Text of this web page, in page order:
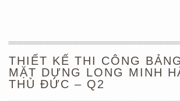
THIẾT KẾ THI CÔNG
MẶT DỰNG LONG MINH
THỦ ĐỨC – Q2